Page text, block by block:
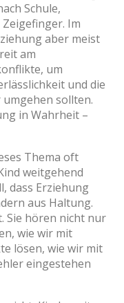
Schule,
Im
aber meist
am
um
und die
sollten.
in Wahrheit –
Thema oft
weitgehend
dass Erziehung
aus Haltung.
Sie hören nicht nur
wie wir mit
lösen, wie wir mit
eingestehen